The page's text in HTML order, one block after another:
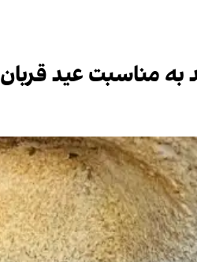
مناسبت عید